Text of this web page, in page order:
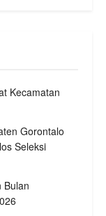
Kecamatan
Gorontalo
Seleksi
Bulan